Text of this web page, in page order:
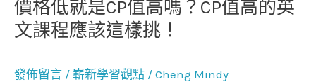
價格低就是CP值高嗎？CP值高的英
文課程應該這樣挑！
發佈留言 / 嶄新學習觀點 / Cheng Mindy
CP
值
的